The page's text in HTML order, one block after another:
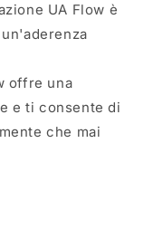
UA Flow è
offre una
e ti consente di
che mai